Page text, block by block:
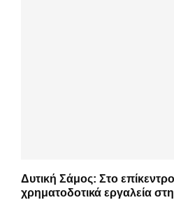
Δυτική Σάμος: Στο
χρηματοδοτικά εργαλεία